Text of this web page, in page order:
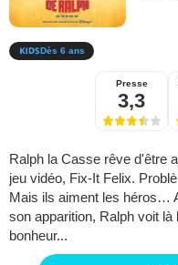
Dès 6 ans
Presse
3,3
Ralph la Casse rêve d'être
jeu vidéo, Fix-It Felix.
Mais ils aiment les héros…
son apparition, Ralph voit
bonheur...